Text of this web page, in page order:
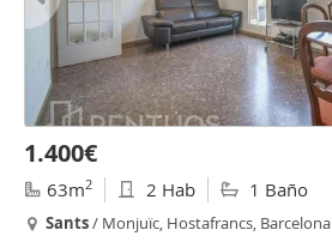
1.400€
63m2 2 Hab 1 Baño
Sants/ Monjuïc, Hostafrancs, Barcelona